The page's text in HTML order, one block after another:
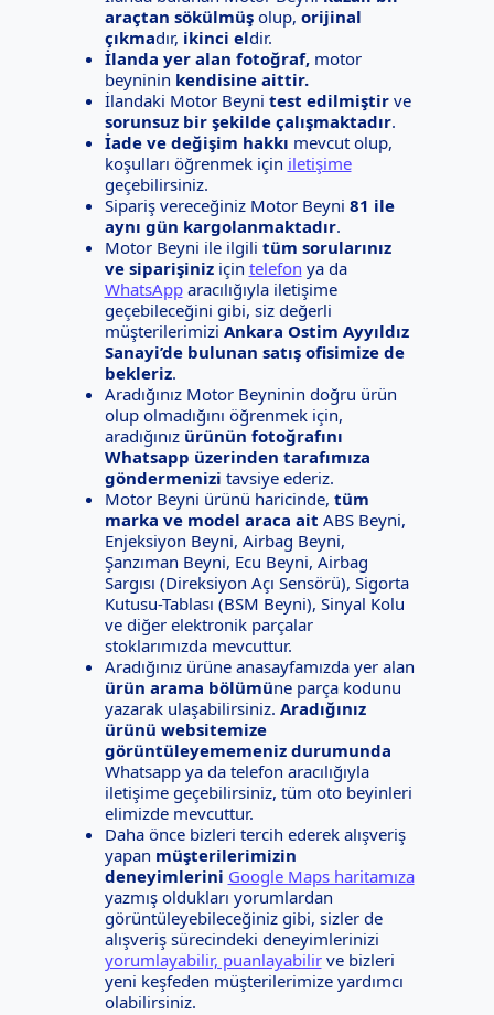
araçtan sökülmüşolup, orijinal
çıkmadır, ikinci eldir.
İlanda yer alan fotoğraf,motor
beyninin kendisine aittir.
İlandaki Motor Beyni test edilmiştirve
sorunsuz bir şekilde çalışmaktadır.
İade ve değişim hakkı mevcut olup,
koşulları öğrenmek için iletişime
geçebilirsiniz.
Sipariş vereceğiniz Motor Beyni 81 ile
aynı gün kargolanmaktadır.
Motor Beyni ile ilgili tüm sorularınız
ve siparişiniziçin telefon ya da
WhatsApparacılığıyla iletişime
geçebileceğini gibi, siz değerli
müşterilerimizi Ankara Ostim Ayyıldız
Sanayi’de bulunan satış ofisimize de
bekleriz.
Aradığınız Motor Beyninin doğru ürün
olup olmadığını öğrenmek için,
aradığınız ürünün fotoğrafını
Whatsapp üzerinden tarafımıza
göndermenizi tavsiye ederiz.
Motor Beyni ürünü haricinde, tüm
marka ve model araca ait ABS Beyni,
Enjeksiyon Beyni, Airbag Beyni,
Şanzıman Beyni, Ecu Beyni, Airbag
Sargısı (Direksiyon Açı Sensörü), Sigorta
Kutusu-Tablası (BSM Beyni), Sinyal Kolu
ve diğer elektronik parçalar
stoklarımızda mevcuttur.
Aradığınız ürüne anasayfamızda yer alan
ürün arama bölümüne parça kodunu
yazarak ulaşabilirsiniz. Aradığınız
ürünü websitemize
görüntüleyememeniz durumunda
Whatsapp ya da telefon aracılığıyla
iletişime geçebilirsiniz, tüm oto beyinleri
elimizde mevcuttur.
Daha önce bizleri tercih ederek alışveriş
yapan müşterilerimizin
deneyimlerini Google Maps haritamıza
yazmış oldukları yorumlardan
görüntüleyebileceğiniz gibi, sizler de
alışveriş sürecindeki deneyimlerinizi
yorumlayabilir, puanlayabilirve bizleri
yeni keşfeden müşterilerimize yardımcı
olabilirsiniz.